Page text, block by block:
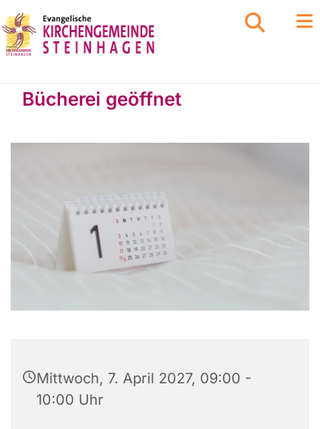
Bücherei geöffnet
Mittwoch, 7. April 2027, 09:00 -
10:00 Uhr